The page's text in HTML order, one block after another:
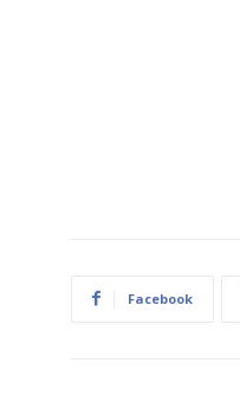
Facebook